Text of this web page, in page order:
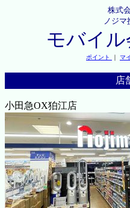
株式
ノジマ
モバイル
ポイント ｜ マ
店
小田急OX狛江店